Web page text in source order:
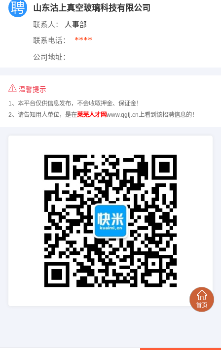
山东沽上真空玻璃科技有限公司
联系人： 人事部
联系电话： ****
公司地址：
温馨提示
1、本平台仅供信息发布，不会收取押金、保证金！
2、请告知用人单位，是在莱芜人才网www.qgtj.cn上看到该招聘信息的！